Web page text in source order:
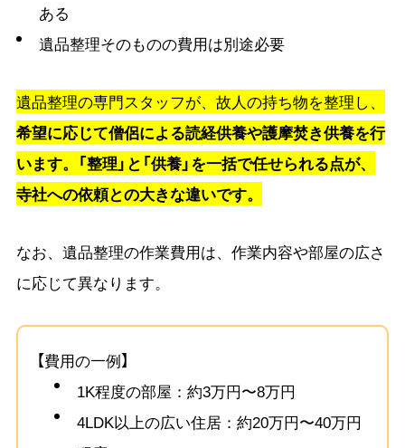
ある
遺品整理そのものの費用は別途必要
遺品整理の専門スタッフが、故人の持ち物を整理し、
希望に応じて僧侶による読経供養や護摩焚き供養を行
います。「整理」と「供養」を一括で任せられる点が、
寺社への依頼との大きな違いです。
なお、遺品整理の作業費用は、作業内容や部屋の広さ
に応じて異なります。
【費用の一例】
1K程度の部屋：約3万円〜8万円
4LDK以上の広い住居：約20万円〜40万円